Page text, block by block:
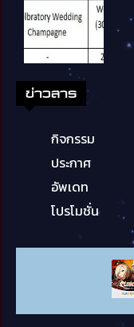
ข่าวสาร
กิจกรรม
ประกาศ
อัพเดท
โปรโมชั่น